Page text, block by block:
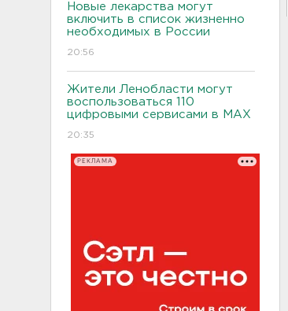
Новые лекарства могут
включить в список жизненно
необходимых в России
20:56
Жители Ленобласти могут
воспользоваться 110
цифровыми сервисами в МАХ
20:35
РЕКЛАМА